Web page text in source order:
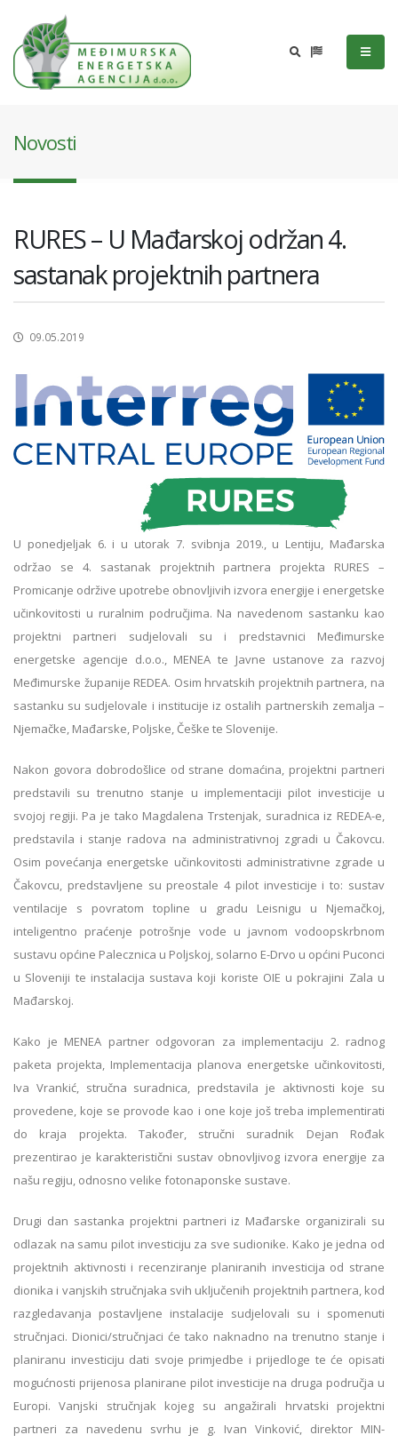
Novosti
RURES – U Mađarskoj održan 4.
sastanak projektnih partnera
09.05.2019
U ponedjeljak 6. i u utorak 7. svibnja 2019., u Lentiju, Mađarska
održao se 4. sastanak projektnih partnera projekta RURES –
Promicanje održive upotrebe obnovljivih izvora energije i energetske
učinkovitosti u ruralnim područjima. Na navedenom sastanku kao
projektni partneri sudjelovali su i predstavnici Međimurske
energetske agencije d.o.o., MENEA te Javne ustanove za razvoj
Međimurske županije REDEA. Osim hrvatskih projektnih partnera, na
sastanku su sudjelovale i institucije iz ostalih partnerskih zemalja –
Njemačke, Mađarske, Poljske, Češke te Slovenije.
Nakon govora dobrodošlice od strane domaćina, projektni partneri
predstavili su trenutno stanje u implementaciji pilot investicije u
svojoj regiji. Pa je tako Magdalena Trstenjak, suradnica iz REDEA-e,
predstavila i stanje radova na administrativnoj zgradi u Čakovcu.
Osim povećanja energetske učinkovitosti administrativne zgrade u
Čakovcu, predstavljene su preostale 4 pilot investicije i to: sustav
ventilacije s povratom topline u gradu Leisnigu u Njemačkoj,
inteligentno praćenje potrošnje vode u javnom vodoopskrbnom
sustavu općine Palecznica u Poljskoj, solarno E-Drvo u općini Puconci
u Sloveniji te instalacija sustava koji koriste OIE u pokrajini Zala u
Mađarskoj.
Kako je MENEA partner odgovoran za implementaciju 2. radnog
paketa projekta, Implementacija planova energetske učinkovitosti,
Iva Vrankić, stručna suradnica, predstavila je aktivnosti koje su
provedene, koje se provode kao i one koje još treba implementirati
do kraja projekta. Također, stručni suradnik Dejan Rođak
prezentirao je karakteristični sustav obnovljivog izvora energije za
našu regiju, odnosno velike fotonaponske sustave.
Drugi dan sastanka projektni partneri iz Mađarske organizirali su
odlazak na samu pilot investiciju za sve sudionike. Kako je jedna od
projektnih aktivnosti i recenziranje planiranih investicija od strane
dionika i vanjskih stručnjaka svih uključenih projektnih partnera, kod
razgledavanja postavljene instalacije sudjelovali su i spomenuti
stručnjaci. Dionici/stručnjaci će tako naknadno na trenutno stanje i
planiranu investiciju dati svoje primjedbe i prijedloge te će opisati
mogućnosti prijenosa planirane pilot investicije na druga područja u
Europi. Vanjski stručnjak kojeg su angažirali hrvatski projektni
partneri za navedenu svrhu je g. Ivan Vinković, direktor MIN-